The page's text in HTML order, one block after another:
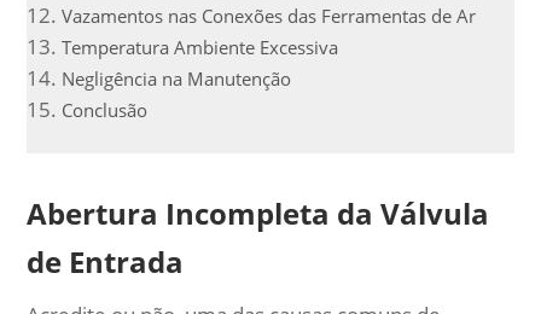
Vazamentos nas Conexões das Ferramentas de Ar
Temperatura Ambiente Excessiva
Negligência na Manutenção
Conclusão
Abertura Incompleta da Válvula
de Entrada